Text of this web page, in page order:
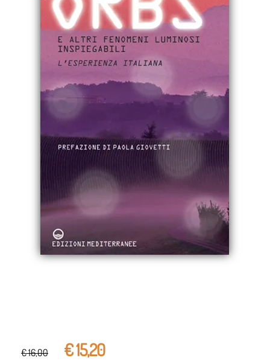
€ 16,00 € 15,20